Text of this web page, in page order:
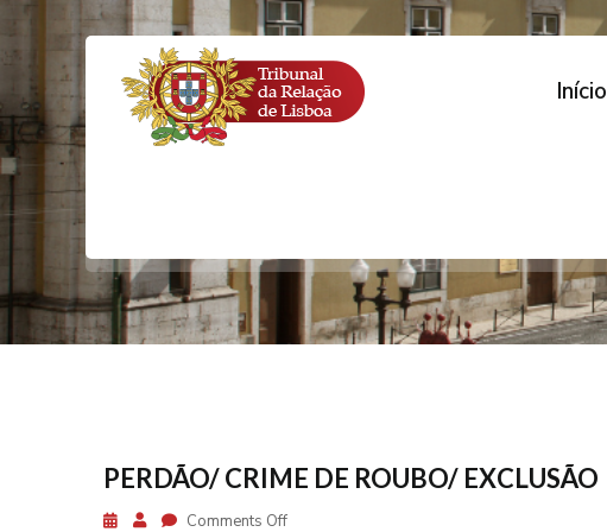
Início
PERDÃO/ CRIME DE ROUBO/ EXCLUSÃO
Comments Off